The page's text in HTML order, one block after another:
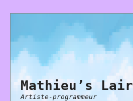
Mathieu’s Lair
Artiste-programmeur